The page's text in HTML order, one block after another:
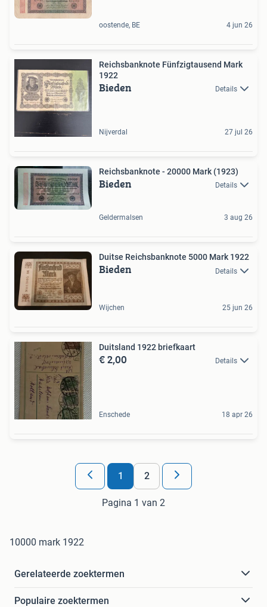
oostende, BE 4 jun 26
Reichsbanknote Fünfzigtausend Mark
1922
Bieden Details
Nijverdal 27 jul 26
Reichsbanknote - 20000 Mark (1923)
Bieden Details
Geldermalsen 3 aug 26
Duitse Reichsbanknote 5000 Mark 1922
Bieden Details
Wijchen 25 jun 26
Duitsland 1922 briefkaart
€ 2,00 Details
Enschede 18 apr 26
1 2
Pagina 1 van 2
10000 mark 1922
Gerelateerde zoektermen
Populaire zoektermen